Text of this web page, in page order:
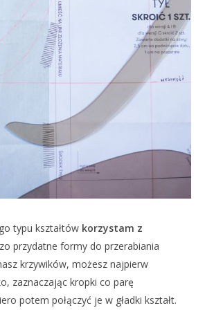
typu kształtów korzystam z
przydatne formy do przerabiania
krzywików, możesz najpierw
zaznaczając kropki co parę
potem połączyć je w gładki kształt.